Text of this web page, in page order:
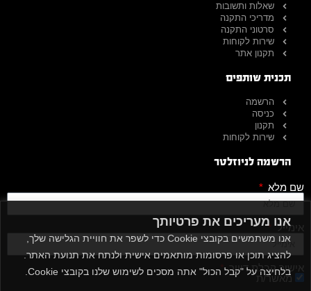
אנו מעריכים את פרטיותך
אנו משתמשים בקובצי Cookie כדי לשפר את חוויית הגלישה שלך,
להציג תוכן או פרסומות מותאמים אישית ולנתח את תנועת האתר.
בלחיצה על "קבל הכול" אתה מסכים לשימוש שלנו בקובצי Cookie.
שאלות ותשובות
מדריכי התקנה
סרטוני התקנה
שירות לקוחות
תקנון אתר
תכנית שותפים
הרשמה
כניסה
תקנון
שירות לקוחות
הרשמה לניוזלטר
שם מלא
אימייל
אישור קבלת דיוור
מאשר/ת